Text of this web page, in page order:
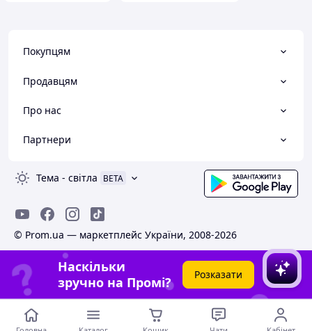
Покупцям
Продавцям
Про нас
Партнери
Тема - світла BETA
© Prom.ua — маркетплейс України, 2008-2026
Наскільки
зручно на Промі?
Розказати